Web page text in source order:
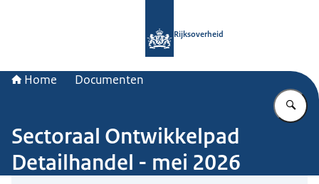
Rijksoverheid
Home Documenten
Sectoraal Ontwikkelpad
Detailhandel - mei 2026